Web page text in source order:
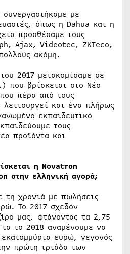
με
όπως η Dahua και η
προσθέσαμε τους
Ajax, Videotec, ZKTeco,
ακόμη.
2017 μετακομίσαμε σε
που βρίσκεται στο Νέο
πέρα από τους
και ένα πλήρως
εκπαιδευτικό
τους
προϊόντα και
η Novatron
στην ελληνική αγορά;
τη χρονιά με πωλήσεις
Το 2017 σχεδόν
μας, φτάνοντας τα 2,75
το 2018 αναμένουμε να
ευρώ, γεγονός
πρώτη τριάδα των